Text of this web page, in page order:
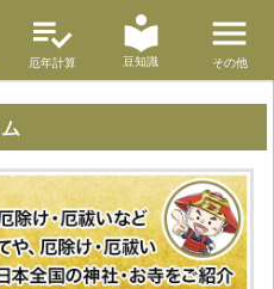
厄年計算 豆知識 その他